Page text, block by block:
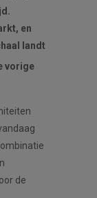
en
landt
vorige
de